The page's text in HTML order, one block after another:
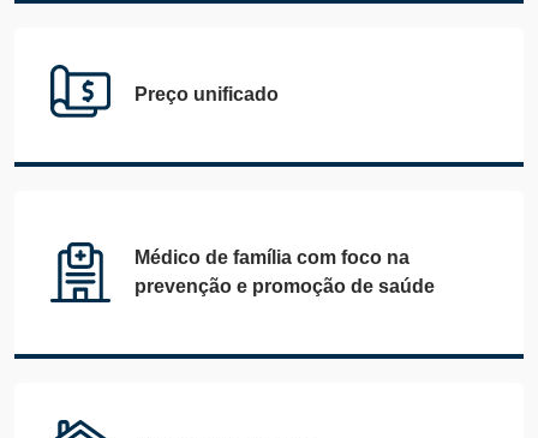
Preço unificado
Médico de família com foco na
prevenção e promoção de saúde